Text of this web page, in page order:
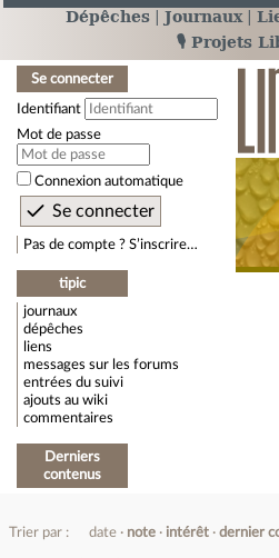
Dépêches Journaux
🎙️ Projets
Se connecter
Identifiant
Mot de passe
Connexion automatique
Pas de compte ? S’inscrire…
tipic
journaux
dépêches
liens
messages sur les forums
entrées du suivi
ajouts au wiki
commentaires
Derniers
contenus
Trier par : date note intérêt dernier